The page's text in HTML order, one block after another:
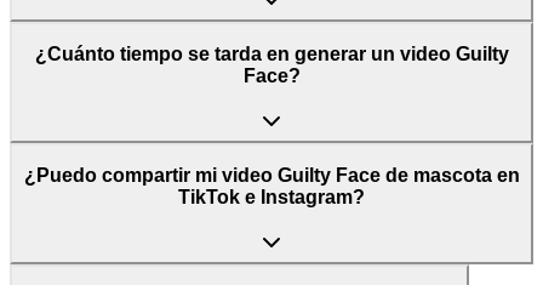
¿Cuánto tiempo se tarda en generar un video Guilty
Face?
¿Puedo compartir mi video Guilty Face de mascota en
TikTok e Instagram?